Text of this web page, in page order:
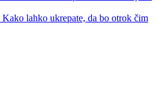
Kako lahko ukrepate, da bo otrok čim